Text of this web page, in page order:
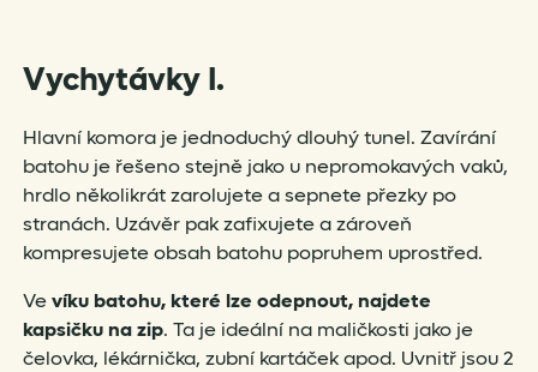
Vychytávky I.
Hlavní komora je jednoduchý dlouhý tunel. Zavírání
batohu je řešeno stejně jako u nepromokavých vaků,
hrdlo několikrát zarolujete a sepnete přezky po
stranách. Uzávěr pak zafixujete a zároveň
kompresujete obsah batohu popruhem uprostřed.
Vevíku batohu, které lze odepnout, najdete
kapsičku na zip. Ta je ideální na maličkosti jako je
čelovka, lékárnička, zubní kartáček apod. Uvnitř jsou 2